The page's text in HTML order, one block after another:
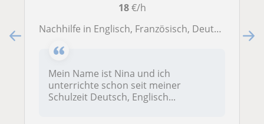
18€/h
Nachhilfe in Englisch, Französisch, Deutsch, Latein und Spanisch, unabhängig von der Schulform und Jahrgangsstufe
Mein Name ist Nina und ich
unterrichte schon seit meiner
Schulzeit Deutsch, Englisch...